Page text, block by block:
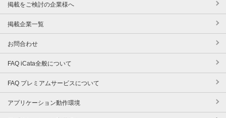
掲載をご検討の企業様へ
掲載企業一覧
お問合わせ
FAQ iCata全般について
FAQ プレミアムサービスについて
アプリケーション動作環境